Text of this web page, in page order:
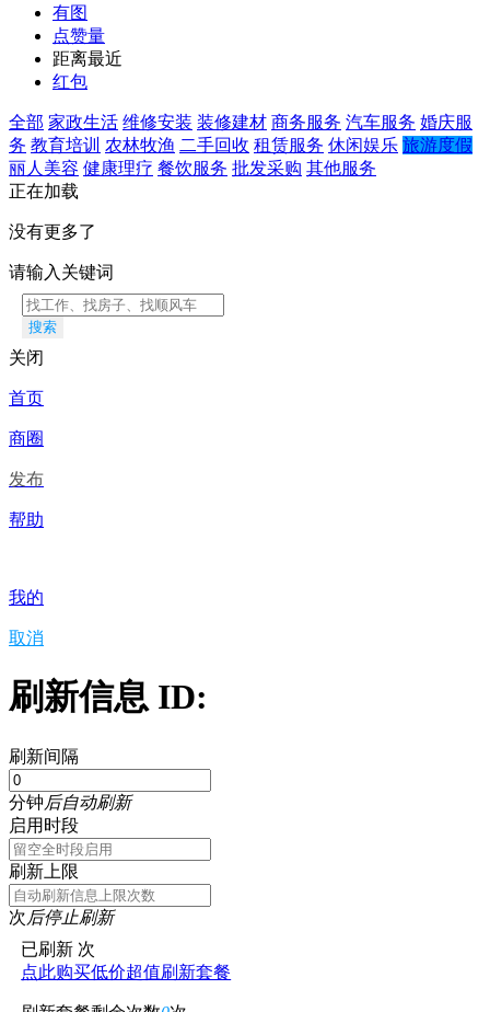
有图
点赞量
距离最近
红包
全部 家政生活 维修安装 装修建材 商务服务 汽车服务 婚庆服
务 教育培训 农林牧渔 二手回收 租赁服务 休闲娱乐 旅游度假
丽人美容 健康理疗 餐饮服务 批发采购 其他服务
正在加载
没有更多了
请输入关键词
搜索
关闭
首页
商圈
发布
帮助
我的
取消
刷新信息 ID:
刷新间隔
分钟后自动刷新
启用时段
刷新上限
次后停止刷新
已刷新 次
点此购买低价超值刷新套餐